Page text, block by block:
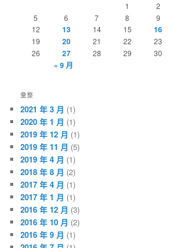
1 2
5
6 7 8 9
12
13 14 15 16
19
20 21 22 23
26
27 28 29 30
« 9 月
彙整
2021 年 3 月 (1)
2020 年 1 月 (1)
2019 年 12 月 (1)
2019 年 11 月 (5)
2019 年 4 月 (1)
2018 年 8 月 (2)
2017 年 4 月 (1)
2017 年 1 月 (1)
2016 年 12 月 (3)
2016 年 10 月 (2)
2016 年 9 月 (1)